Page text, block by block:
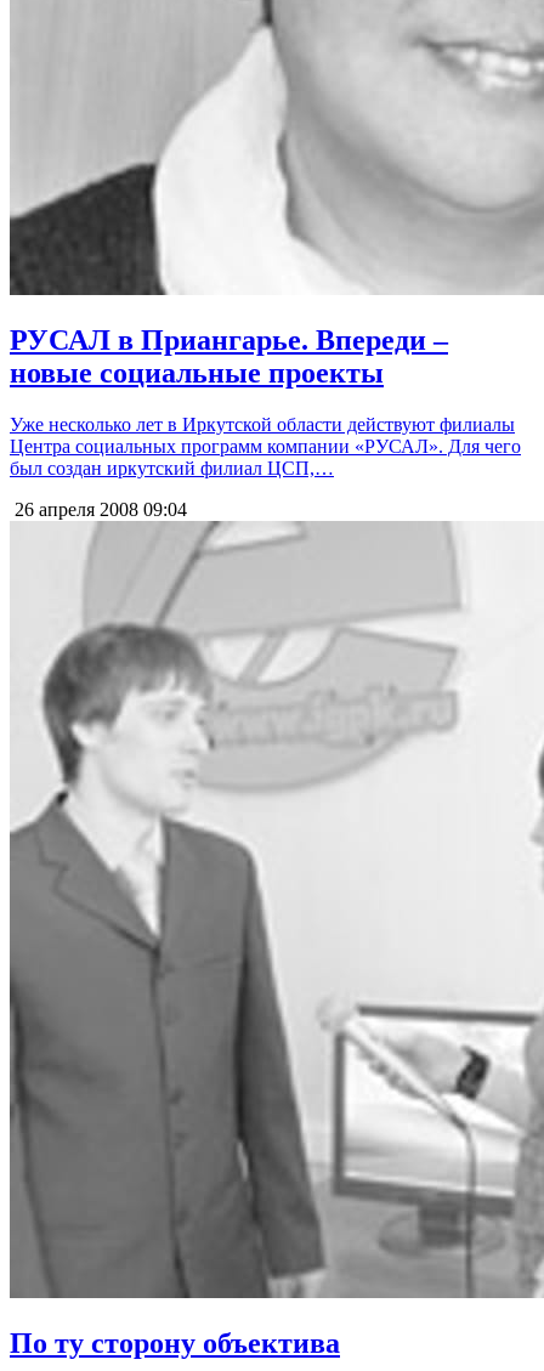
РУСАЛ в Приангарье. Впереди –
новые социальные проекты
Уже несколько лет в Иркутской области действуют филиалы
Центра социальных программ компании «РУСАЛ». Для чего
был создан иркутский филиал ЦСП,…
26 апреля 2008 09:04
По ту сторону объектива